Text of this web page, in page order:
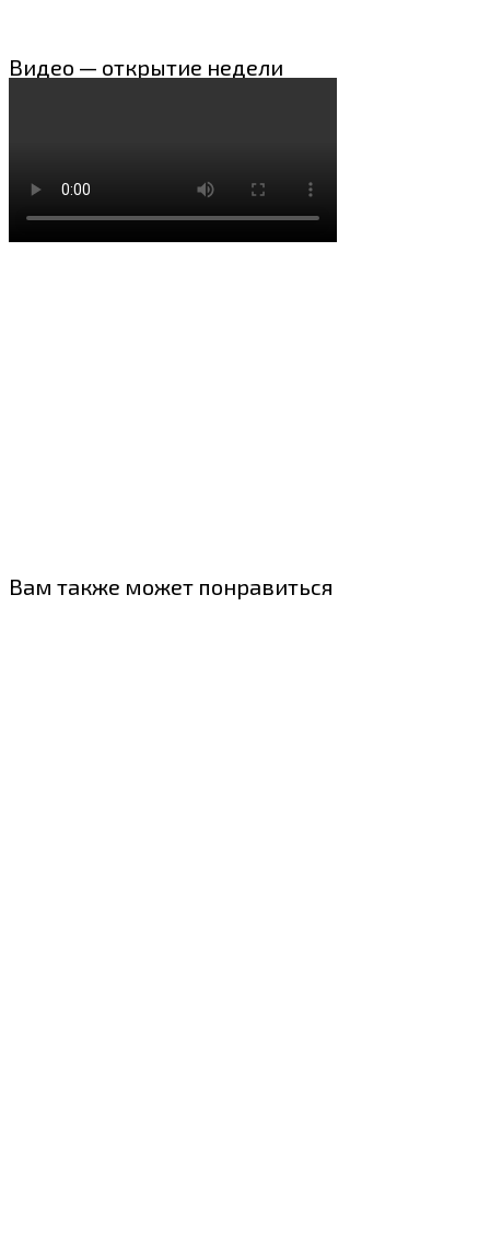
Видео — открытие недели
Вам также может понравиться